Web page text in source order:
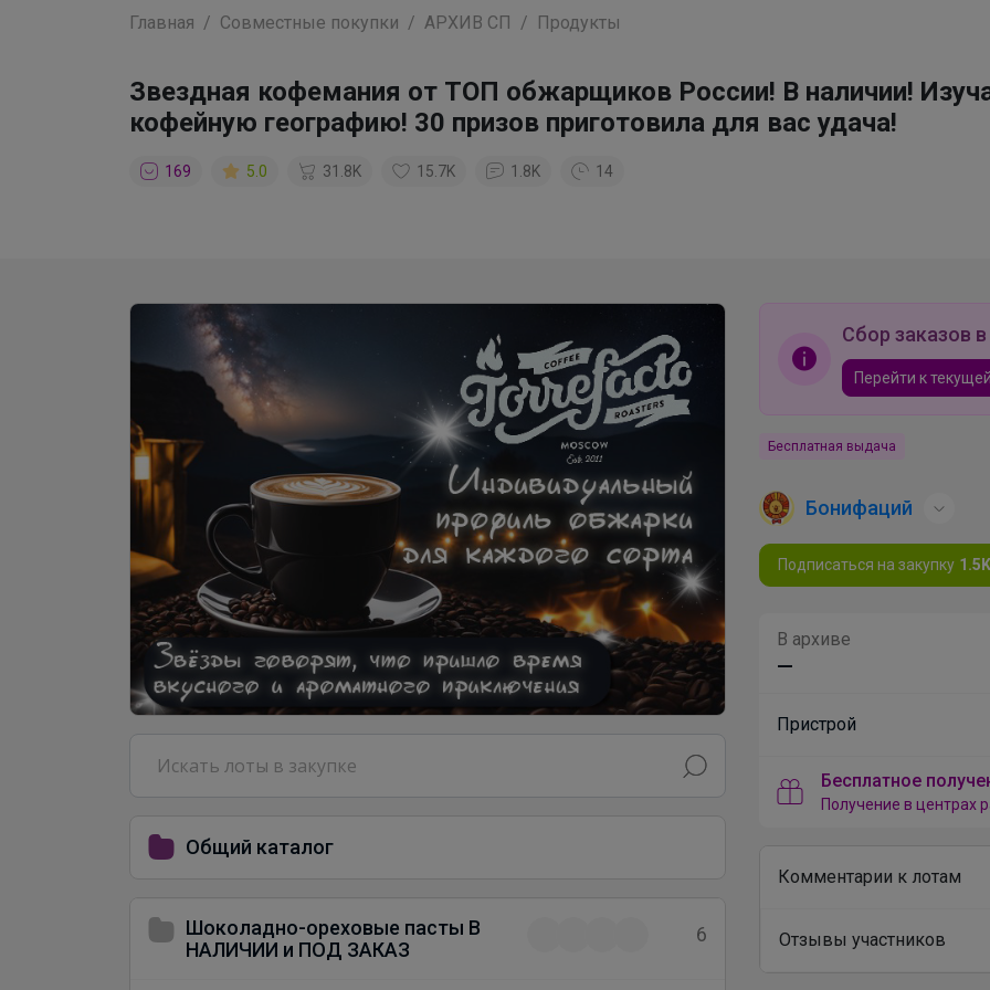
Главная Совместные покупки АРХИВ СП Продукты
Звездная кофемания от ТОП обжарщиков России! В наличии!
кофейную географию! 30 призов приготовила для вас удача!
169 5.0 31.8K 15.7K 1.8K 14
Общий каталог
Шоколадно-ореховые пасты В
НАЛИЧИИ и ПОД ЗАКАЗ
6
Сбор заказов
Перейти к
Бесплатная выдача
Бонифаций
Подписаться на закупку 1.5K
В архиве
—
Пристрой
Бесплатное
Получение в центрах
Комментарии к лотам
Отзывы участников